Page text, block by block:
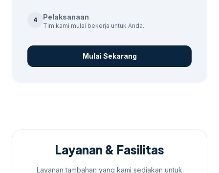
Kami memahami pentingnya efisiensi biaya
bagi bisnis lokal. Oleh karena itu, tersedia
maksimal. Hubungi kami untuk
mendapatkan estimasi harga yang sesuai
4 Pelaksanaan
Tim kami mulai bekerja untuk Anda.
Mulai Sekarang
Layanan & Fasilitas
Layanan tambahan yang kami sediakan untuk